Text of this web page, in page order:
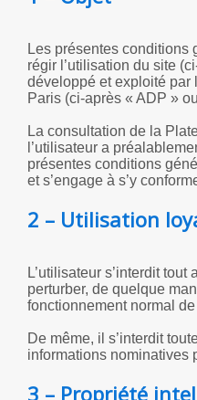
Les présentes conditions
régir l’utilisation du site
développé et exploité par
Paris (ci-après « ADP »
La consultation de la
l’utilisateur a
présentes conditions
et s’engage à s’y
2 – Utilisation
L’utilisateur s’interdit
perturber, de quelque
fonctionnement normal
De même, il s’interdit
informations nominatives
3 – Propriété